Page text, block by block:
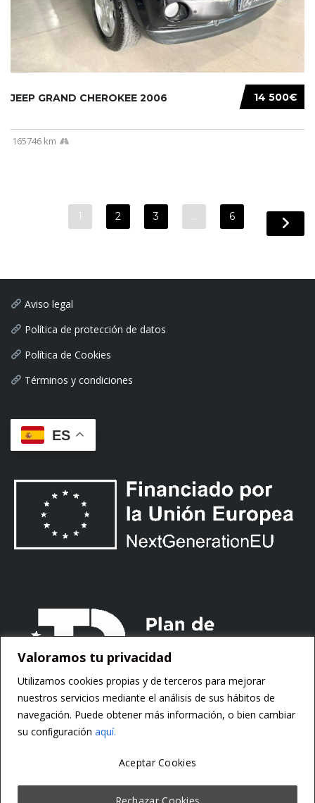
Valoramos tu privacidad
Utilizamos cookies propias y de terceros para mejorar
nuestros servicios mediante el análisis de sus hábitos de
navegación. Puede obtener más información, o bien cambiar
su conﬁguración aquí.
Rechazar Cookies
Aceptar Cookies
14 500€
JEEP GRAND CHEROKEE 2006
165746 km
1 2 3 … 6
Aviso legal
Política de protección de datos
Política de Cookies
Términos y condiciones
ES